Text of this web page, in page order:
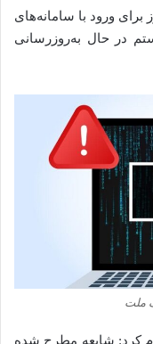
برای ورود با سامانه‌های
در حال به‌روزرسانی
ملت
کرد: شایعه مطرح شده‌